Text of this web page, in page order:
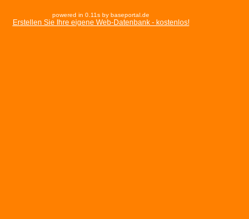
powered in 0.11s by baseportal.de
Erstellen Sie Ihre eigene Web-Datenbank - kostenlos!